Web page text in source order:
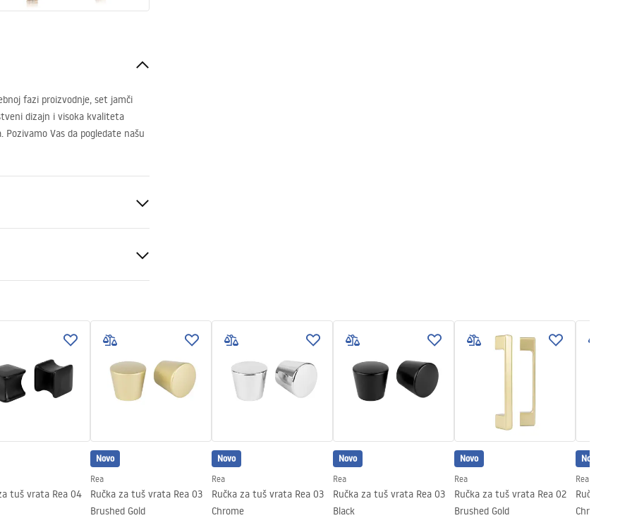
fazi proizvodnje, set jamči
dizajn i visoka kvaliteta
Vas da pogledate našu
_5.pdf
tuš vrata Rea 04
Novo
Rea
Ručka za tuš vrata Rea 03
Brushed Gold
Novo
Rea
Ručka za tuš vrata Rea 03
Chrome
Novo
Rea
Ručka za tuš vrata Rea 03
Black
Novo
Rea
Ručka za tuš vrata Rea 02
Brushed Gold
Novo
Rea
Ručka za
Chrome